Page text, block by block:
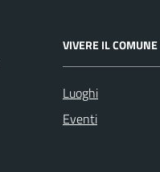
VIVERE IL COMUNE
Luoghi
Eventi